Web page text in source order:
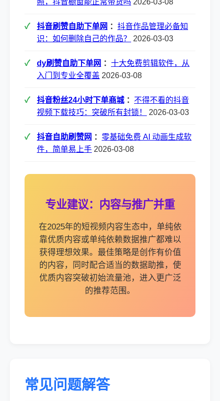
照，抖音橱窗能正常带货吗 2026-03-08
抖音刷赞自助下单网 ： 抖音作品管理必备知
识：如何删除自己的作品？
2026-03-03
dy刷赞自助下单网 ： 十大免费剪辑软件，从
入门到专业全覆盖 2026-03-08
抖音粉丝24小时下单商城： 不得不看的抖音
视频下载技巧：突破所有封锁！
2026-03-03
抖音自助刷赞网 ： 零基础免费 AI 动画生成软
件，简单易上手 2026-03-08
专业建议：内容与推广并重
在2025年的短视频内容生态中，单纯依
靠优质内容或单纯依赖数据推广都难以
获得理想效果。最佳策略是创作有价值
的内容，同时配合适当的数据助推，使
优质内容突破初始流量池，进入更广泛
的推荐范围。
常见问题解答